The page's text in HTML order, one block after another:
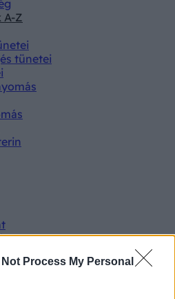
Not Process My Personal
A-Z
tünetei